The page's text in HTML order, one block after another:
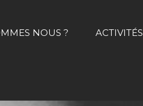
NOUS ? ACTIVITÉS